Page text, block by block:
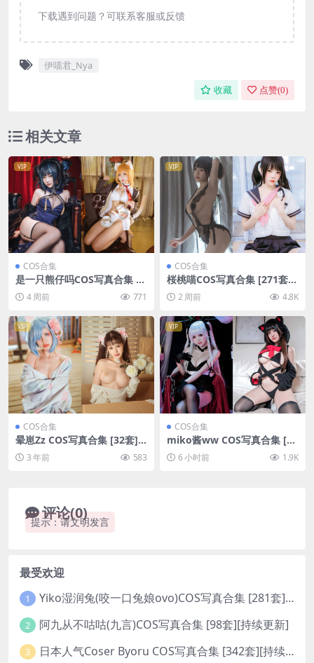
下载遇到问题？可联系客服或反馈
伊喵君_Nya
收藏 点赞(0)
相关文章
VIP
COS合集
是一只熊仔吗COS写真合集 [5
2套][持续更新]
4 周前 771
VIP
COS合集
桜桃喵COS写真合集 [271套]
[持续更新]
2 周前 4.8K
VIP
COS合集
晕崽Zz COS写真合集 [32套]
[持续更新]
3 年前 583
VIP
COS合集
miko酱ww COS写真合集 [94
套][持续更新]
6 小时前 1.9K
评论(0)
提示：请文明发言
最受欢迎
1 Yiko湿润兔(咬一口兔娘ovo)COS写真合集 [281套][持续更新]
2 阿九从不咕咕(九言)COS写真合集 [98套][持续更新]
3 日本人气Coser Byoru COS写真合集 [342套][持续更新]